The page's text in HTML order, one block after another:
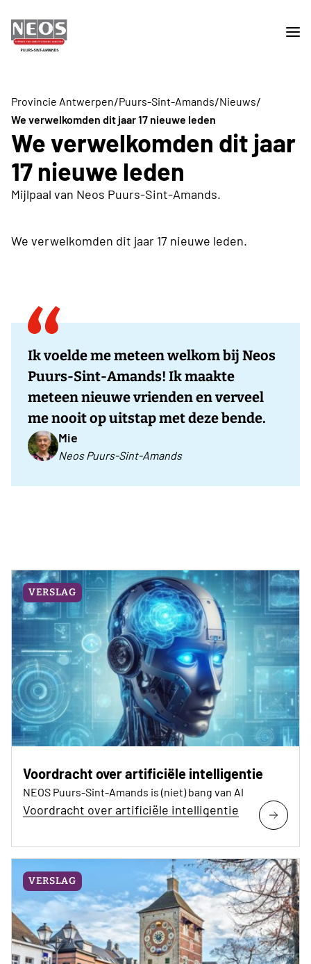
Provincie Antwerpen/Puurs-Sint-Amands/Nieuws/
We verwelkomden dit jaar 17 nieuwe leden
We verwelkomden dit jaar
17 nieuwe leden
Mijlpaal van Neos Puurs-Sint-Amands.
We verwelkomden dit jaar 17 nieuwe leden.
Ik voelde me meteen welkom bij Neos
Puurs-Sint-Amands! Ik maakte
meteen nieuwe vrienden en verveel
me nooit op uitstap met deze bende.
Mie
Neos Puurs-Sint-Amands
VERSLAG
Voordracht over artificiële intelligentie
NEOS Puurs-Sint-Amands is (niet) bang van AI
Voordracht over artificiële intelligentie
VERSLAG